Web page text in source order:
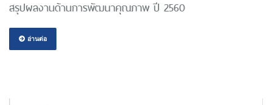
สรุปผลงานด้านการพัฒนาคุณภาพ ปี 2560
อ่านต่อ